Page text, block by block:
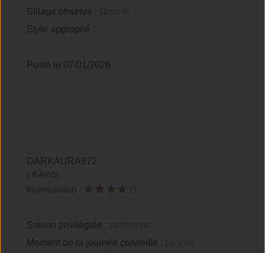
Sillage observé : Discret
Style approprié :
Posté le 07/01/2026
DARKAURA872
( 8 AVIS)
Impression :
Saison privilégiée : printemps
Moment de la journée conseillé :
Le jour